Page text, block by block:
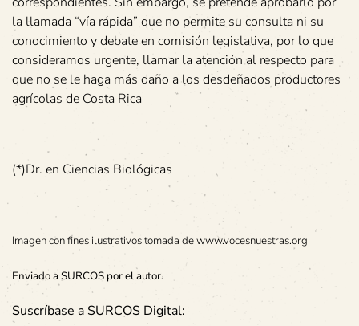
la llamada “vía rápida” que no permite su consulta ni su
conocimiento y debate en comisión legislativa, por lo que
consideramos urgente, llamar la atención al respecto para
que no se le haga más daño a los desdeñados productores
agrícolas de Costa Rica
(*)Dr. en Ciencias Biológicas
Imagen con fines ilustrativos tomada de www.vocesnuestras.org
Enviado a SURCOS por el autor.
Suscríbase a SURCOS Digital: